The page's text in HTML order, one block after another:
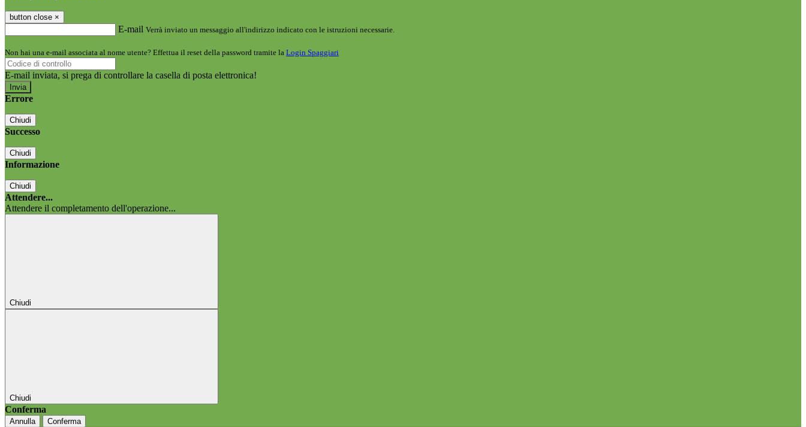
button close ×
E-mail Verrà inviato un messaggio all'indirizzo indicato con le istruzioni necessarie.
Non hai una e-mail associata al nome utente? Effettua il reset della password tramite la Login Spaggiari
E-mail inviata, si prega di controllare la casella di posta elettronica!
Errore
Chiudi
Successo
Chiudi
Informazione
Chiudi
Attendere...
Attendere il completamento dell'operazione...
Chiudi
Chiudi
Conferma
Annulla Conferma